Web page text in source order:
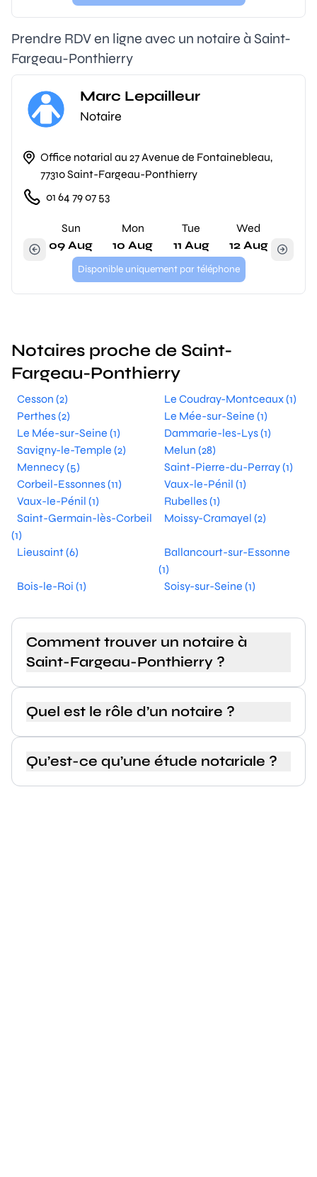
Prendre RDV en ligne avec un notaire à Saint-
Fargeau-Ponthierry
Marc Lepailleur
Notaire
Office notarial au 27 Avenue de Fontainebleau,
77310 Saint-Fargeau-Ponthierry
01 64 79 07 53
Sun
09 Aug
Mon
10 Aug
Tue
11 Aug
Wed
12 Aug
Disponible uniquement par téléphone
Notaires proche de Saint-
Fargeau-Ponthierry
Cesson (2)
Le Coudray-Montceaux (1)
Perthes (2)
Le Mée-sur-Seine (1)
Le Mée-sur-Seine (1)
Dammarie-les-Lys (1)
Savigny-le-Temple (2)
Melun (28)
Mennecy (5)
Saint-Pierre-du-Perray (1)
Corbeil-Essonnes (11)
Vaux-le-Pénil (1)
Vaux-le-Pénil (1)
Rubelles (1)
Saint-Germain-lès-Corbeil
(1)
Moissy-Cramayel (2)
Lieusaint (6)
Ballancourt-sur-Essonne
(1)
Bois-le-Roi (1)
Soisy-sur-Seine (1)
Comment trouver un notaire à
Saint-Fargeau-Ponthierry ?
Quel est le rôle d’un notaire ?
Qu’est-ce qu’une étude notariale ?